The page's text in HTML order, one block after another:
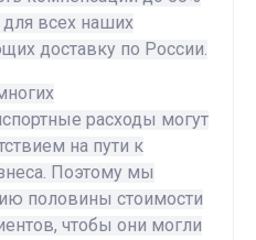
для всех наших
доставку по России.
расходы могут
на пути к
Поэтому мы
половины стоимости
чтобы они могли